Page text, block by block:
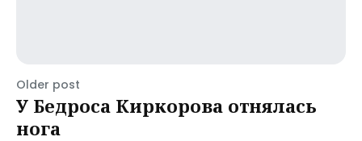
Older post
У Бедроса Киркорова отнялась
нога